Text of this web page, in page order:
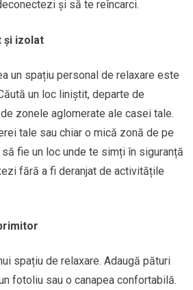
și să te reîncarci.
și izolat
un spațiu personal de relaxare este
un loc liniștit, departe de
zonele aglomerate ale casei tale.
tale sau chiar o mică zonă de pe
fie un loc unde te simți în siguranță
fără a fi deranjat de activitățile
spațiu de relaxare. Adaugă pături
fotoliu sau o canapea confortabilă.